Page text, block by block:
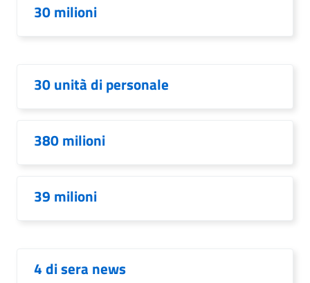
30 milioni
30 unità di personale
380 milioni
39 milioni
4 di sera news